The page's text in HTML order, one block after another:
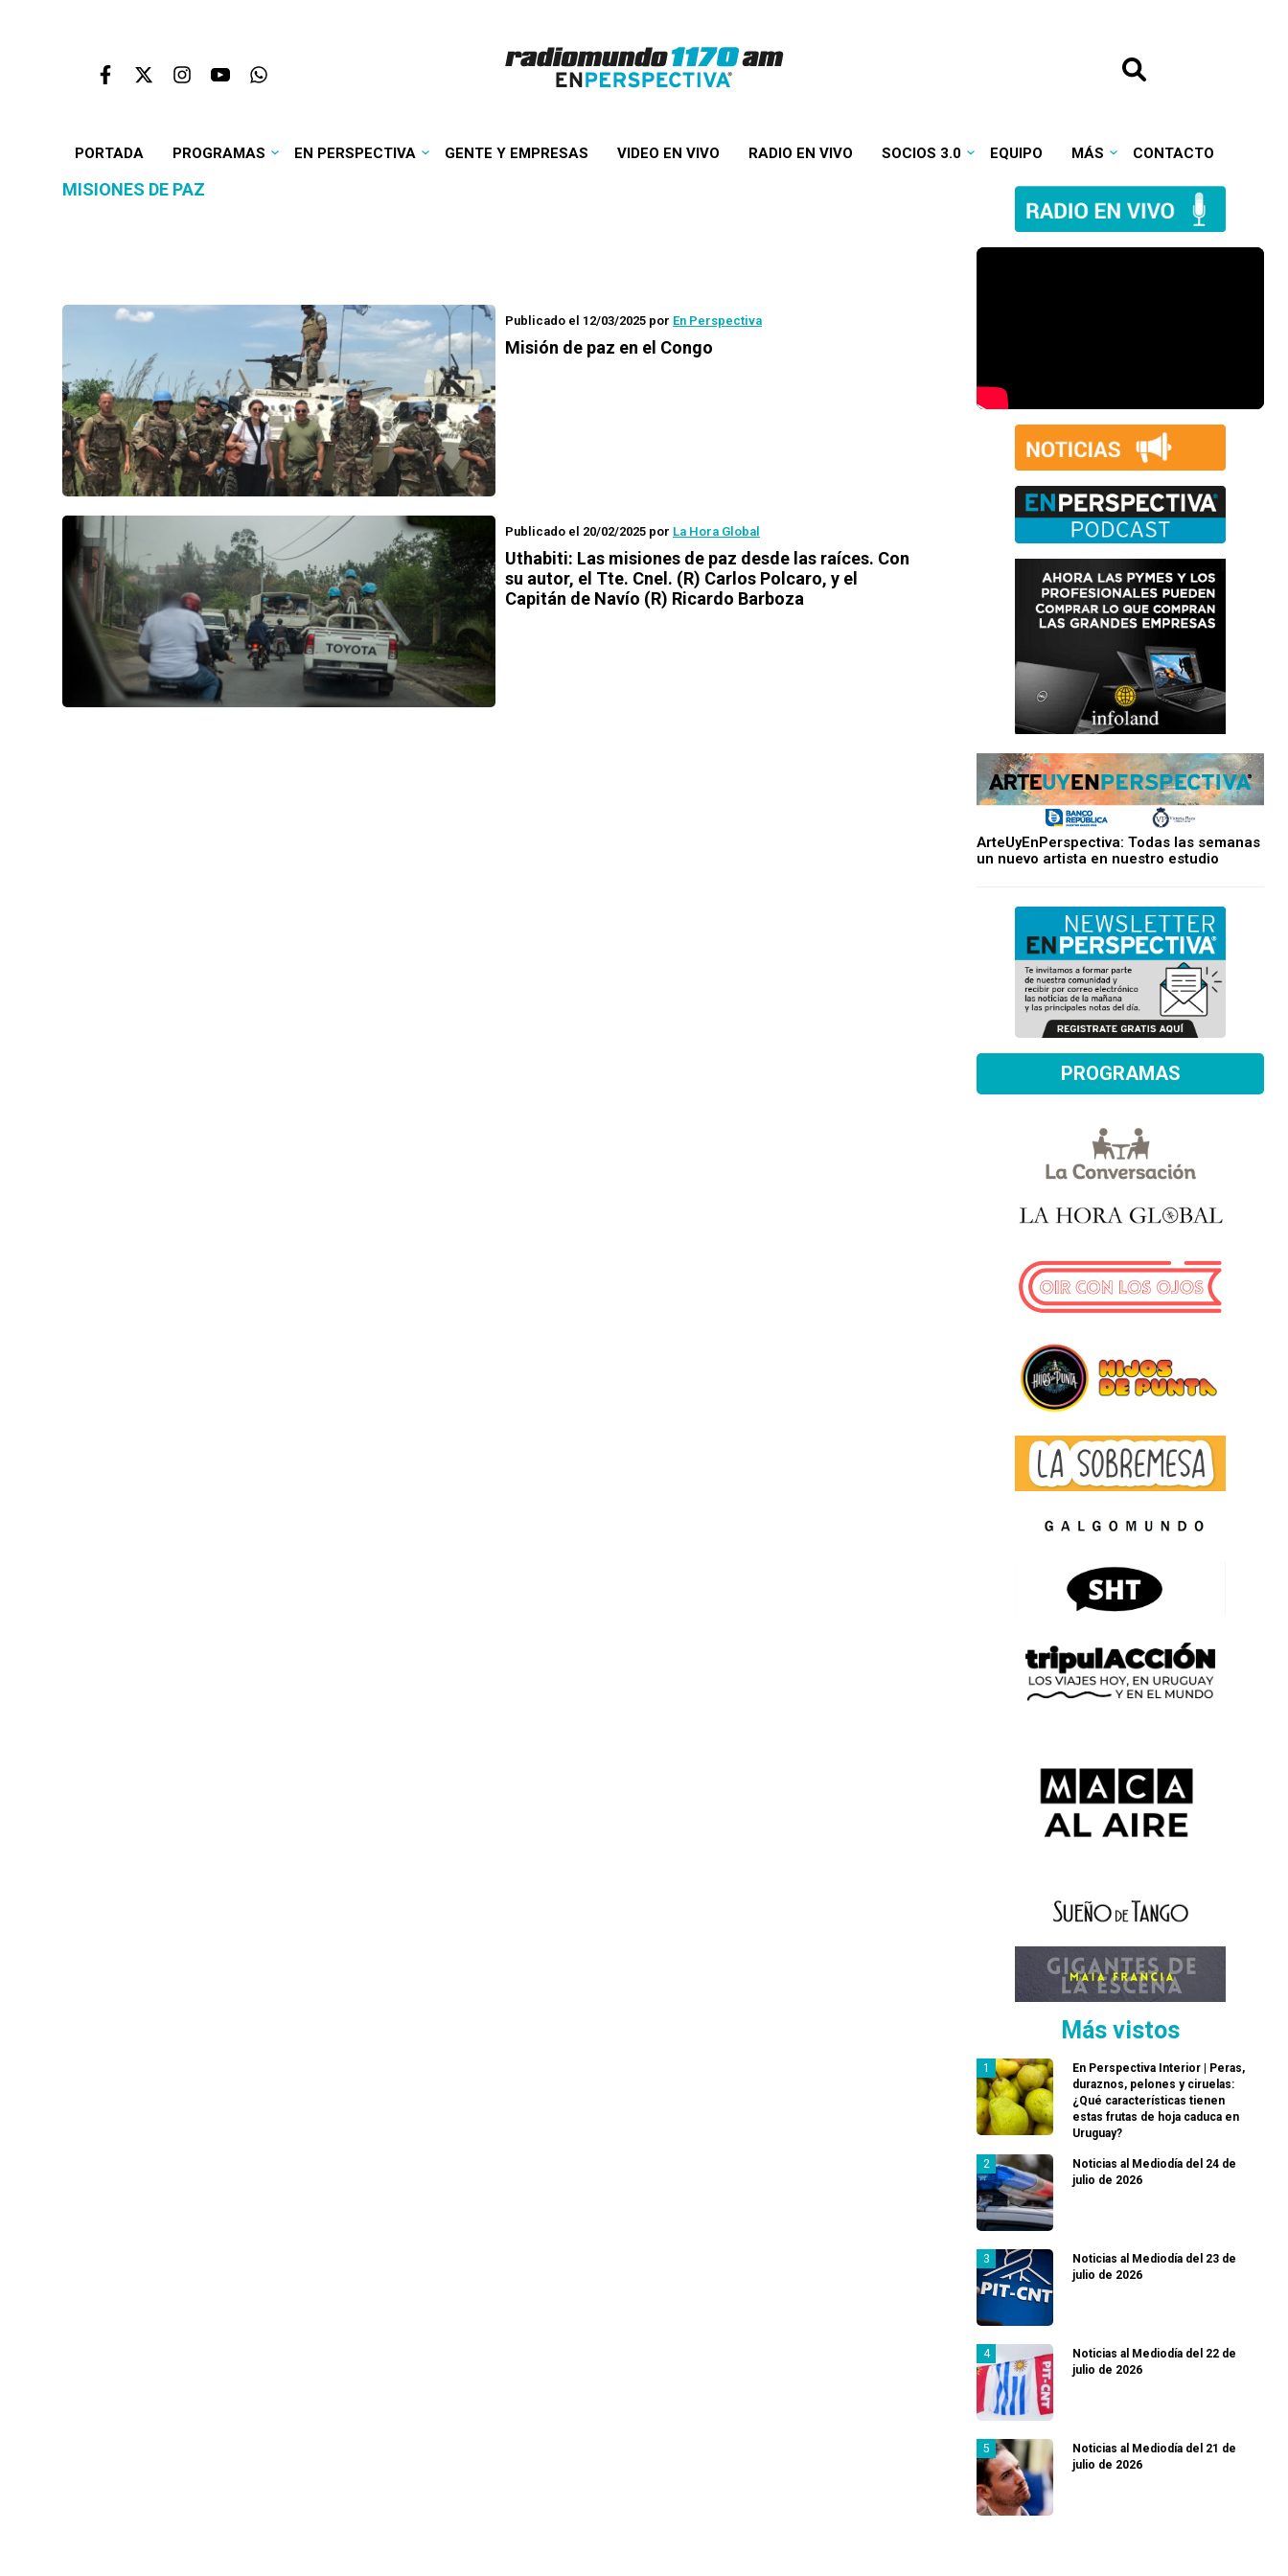
PORTADA PROGRAMAS EN PERSPECTIVA GENTE Y EMPRESAS VIDEO EN VIVO RADIO EN VIVO SOCIOS 3.0 EQUIPO MÁS CONTACTO
MISIONES DE PAZ
Publicado el 12/03/2025 por En Perspectiva
Misión de paz en el Congo
Publicado el 20/02/2025 por La Hora Global
Uthabiti: Las misiones de paz desde las raíces. Con
su autor, el Tte. Cnel. (R) Carlos Polcaro, y el
Capitán de Navío (R) Ricardo Barboza
ArteUyEnPerspectiva: Todas las semanas
un nuevo artista en nuestro estudio
PROGRAMAS
Más vistos
En Perspectiva Interior | Peras,
duraznos, pelones y ciruelas:
¿Qué características tienen
estas frutas de hoja caduca en
Uruguay?
Noticias al Mediodía del 24 de
julio de 2026
Noticias al Mediodía del 23 de
julio de 2026
Noticias al Mediodía del 22 de
julio de 2026
Noticias al Mediodía del 21 de
julio de 2026